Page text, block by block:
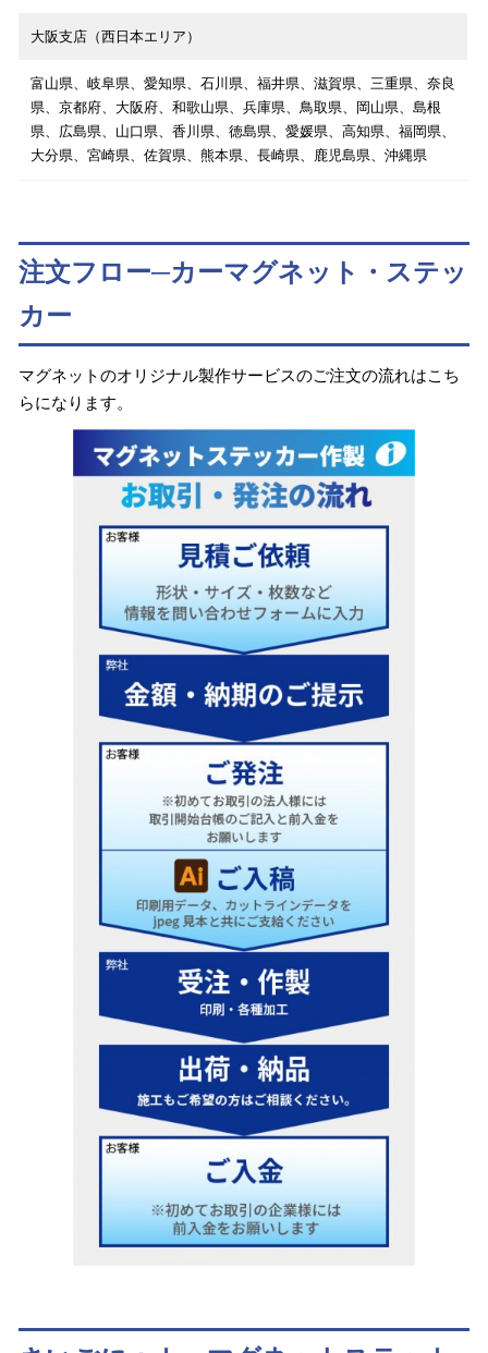
大阪支店（西日本エリア）
富山県、岐阜県、愛知県、石川県、福井県、滋賀県、三重県、奈良
県、京都府、大阪府、和歌山県、兵庫県、鳥取県、岡山県、島根
県、広島県、山口県、香川県、徳島県、愛媛県、高知県、福岡県、
大分県、宮崎県、佐賀県、熊本県、長崎県、鹿児島県、沖縄県
注文フロー─カーマグネット・ステッ
カー
マグネットのオリジナル製作サービスのご注文の流れはこち
らになります。